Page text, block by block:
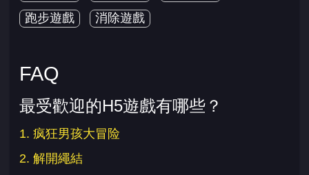
跑步遊戲
消除遊戲
FAQ
最受歡迎的H5遊戲有哪些？
1. 疯狂男孩大冒险
2. 解開繩結